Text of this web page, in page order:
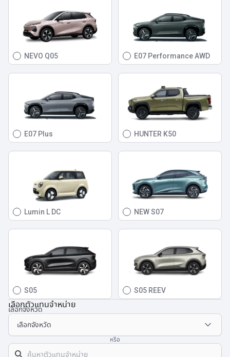
NEVO Q05 E07 Performance AWD
E07 Plus HUNTER K50
Lumin L DC NEW S07
S05 S05 REEV
เลือกตัวแทนจำหน่าย
เลือกจังหวัด
หรือ